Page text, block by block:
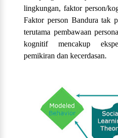
lingkungan, faktor person/
Faktor person Bandura tak
terutama pembawaan
kognitif mencakup
pemikiran dan kecerdasan.